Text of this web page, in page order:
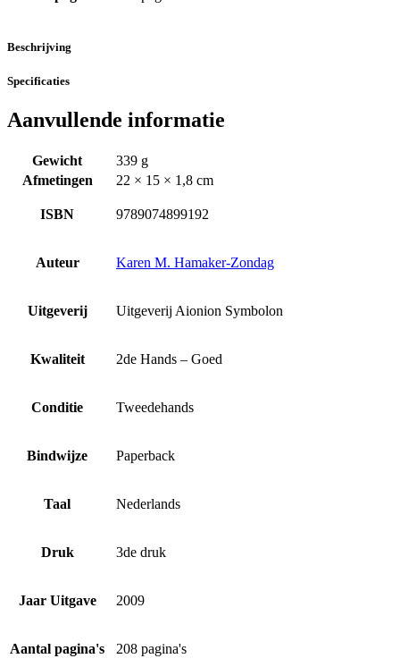
Beschrijving
Specificaties
Aanvullende informatie
Gewicht
339 g
Afmetingen
22 × 15 × 1,8 cm
ISBN 9789074899192
Auteur Karen M. Hamaker-Zondag
Uitgeverij Uitgeverij Aionion Symbolon
Kwaliteit 2de Hands – Goed
Conditie Tweedehands
Bindwijze Paperback
Taal Nederlands
Druk 3de druk
Jaar Uitgave 2009
Aantal pagina's 208 pagina's